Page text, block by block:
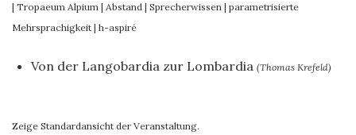
| Tropaeum Alpium | Abstand | Sprecherwissen | parametrisierte
Mehrsprachigkeit | h-aspiré
Von der Langobardia zur Lombardia (Thomas Krefeld)
Zeige Standardansicht der Veranstaltung.